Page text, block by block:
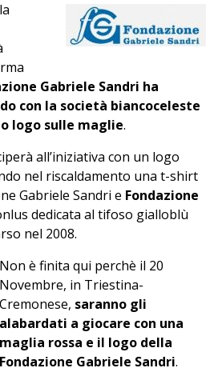
Gabriele Sandri ha
con la società biancoceleste
logo sulle maglie.
all’iniziativa con un logo
nel riscaldamento una t-shirt
Gabriele Sandri e Fondazione
dedicata al tifoso gialloblù
nel 2008.
Non è finita qui perchè il 20
Novembre, in Triestina-
Cremonese, saranno gli
alabardati a giocare con una
maglia rossa e il logo della
Fondazione Gabriele Sandri.